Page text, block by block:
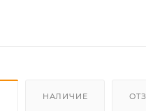
НАЛИЧИЕ